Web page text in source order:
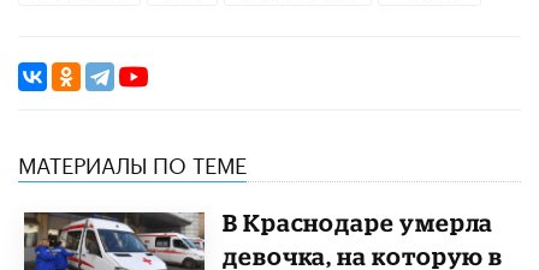
МАТЕРИАЛЫ ПО ТЕМЕ
В Краснодаре умерла
девочка, на которую в